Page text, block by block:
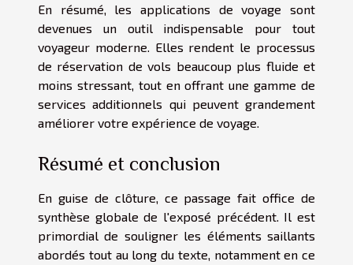
En résumé, les applications de voyage sont
devenues un outil indispensable pour tout
voyageur moderne. Elles rendent le processus
de réservation de vols beaucoup plus fluide et
moins stressant, tout en offrant une gamme de
services additionnels qui peuvent grandement
améliorer votre expérience de voyage.
Résumé et conclusion
En guise de clôture, ce passage fait office de
synthèse globale de l'exposé précédent. Il est
primordial de souligner les éléments saillants
abordés tout au long du texte, notamment en ce